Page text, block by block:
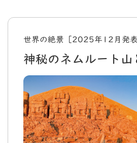
世界の絶景［2025年12月発
神秘のネムルート山